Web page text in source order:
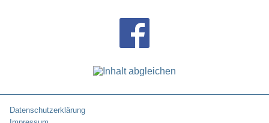
Datenschutzerklärung